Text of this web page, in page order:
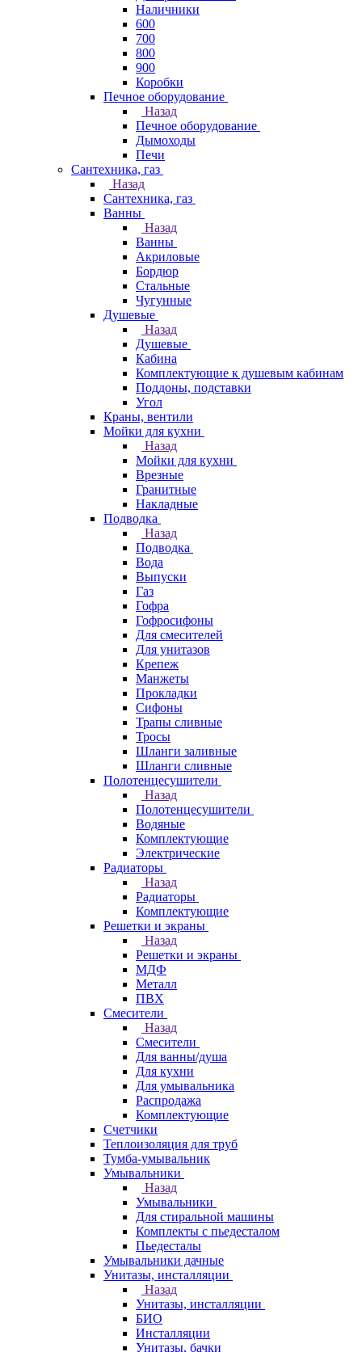
Наличники
600
700
800
900
Коробки
Печное оборудование
Назад
Печное оборудование
Дымоходы
Печи
Сантехника, газ
Назад
Сантехника, газ
Ванны
Назад
Ванны
Акриловые
Бордюр
Стальные
Чугунные
Душевые
Назад
Душевые
Кабина
Комплектующие к душевым кабинам
Поддоны, подставки
Угол
Краны, вентили
Мойки для кухни
Назад
Мойки для кухни
Врезные
Гранитные
Накладные
Подводка
Назад
Подводка
Вода
Выпуски
Газ
Гофра
Гофросифоны
Для смесителей
Для унитазов
Крепеж
Манжеты
Прокладки
Сифоны
Трапы сливные
Тросы
Шланги заливные
Шланги сливные
Полотенцесушители
Назад
Полотенцесушители
Водяные
Комплектующие
Электрические
Радиаторы
Назад
Радиаторы
Комплектующие
Решетки и экраны
Назад
Решетки и экраны
МДФ
Металл
ПВХ
Смесители
Назад
Смесители
Для ванны/душа
Для кухни
Для умывальника
Распродажа
Комплектующие
Счетчики
Теплоизоляция для труб
Тумба-умывальник
Умывальники
Назад
Умывальники
Для стиральной машины
Комплекты с пьедесталом
Пьедесталы
Умывальники дачные
Унитазы, инсталляции
Назад
Унитазы, инсталляции
БИО
Инсталляции
Унитазы, бачки